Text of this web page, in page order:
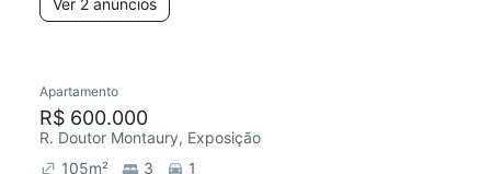
Ver 2 anúncios
Apartamento
R$ 600.000
R. Doutor Montaury, Exposição
105m² 3
1